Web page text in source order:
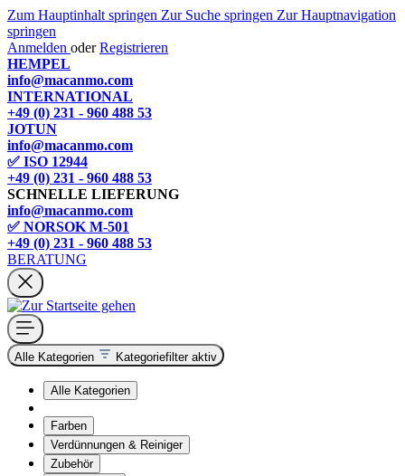
Zum Hauptinhalt springen Zur Suche springen Zur Hauptnavigation
springen
Anmelden oder Registrieren
HEMPEL
info@macanmo.com
INTERNATIONAL
+49 (0) 231 - 960 488 53
JOTUN
info@macanmo.com
✅ ISO 12944
+49 (0) 231 - 960 488 53
SCHNELLE LIEFERUNG
info@macanmo.com
✅ NORSOK M-501
+49 (0) 231 - 960 488 53
BERATUNG
Alle Kategorien Kategoriefilter aktiv
Alle Kategorien
Farben
Verdünnungen & Reiniger
Zubehör